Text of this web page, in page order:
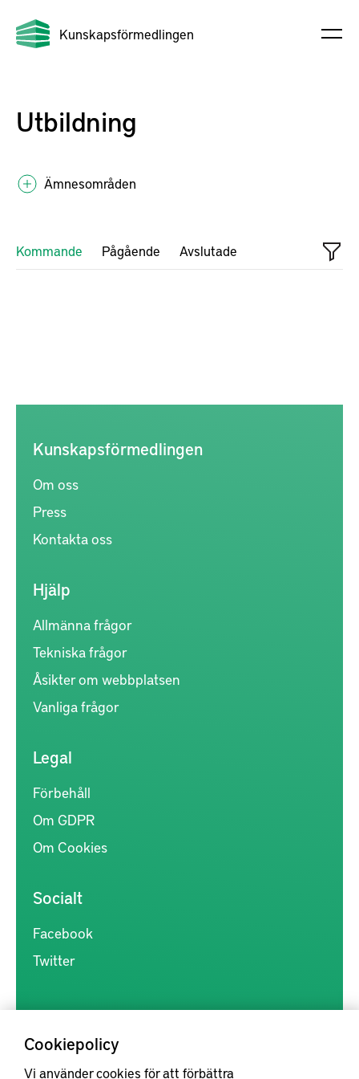
Kunskapsförmedlingen
Utbildning
Ämnesområden
Kommande Pågående Avslutade
Cookiepolicy
Vi använder cookies för att förbättra
Kunskapsförmedlingen
Om oss
Press
Kontakta oss
Hjälp
Allmänna frågor
Tekniska frågor
Åsikter om webbplatsen
Vanliga frågor
Legal
Förbehåll
Om GDPR
Om Cookies
Socialt
Facebook
Twitter